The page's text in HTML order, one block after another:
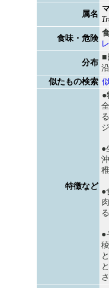
属名
食味・危険
分布
■
似たもの検索
特徴など
●
●
●
●